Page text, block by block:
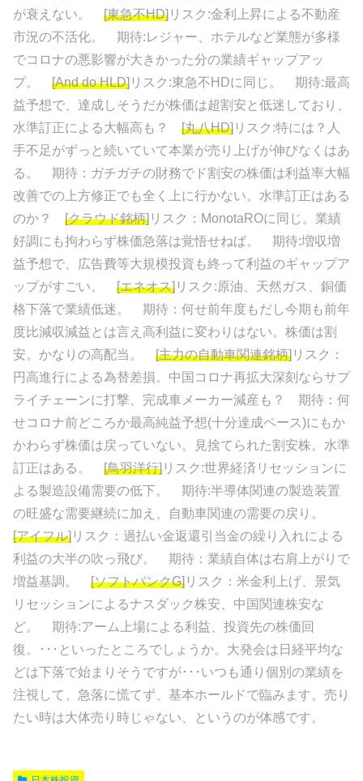
が衰えない。 [東急不HD] リスク:金利上昇による不動産
市況の不活化。 期待:レジャー、ホテルなど業態が多様
でコロナの悪影響が大きかった分の業績ギャップアッ
プ。 [And do HLD] リスク:東急不HDに同じ。 期待:最高
益予想で、達成しそうだが株価は超割安と低迷しており、
水準訂正による大幅高も？ [丸八HD] リスク:特には？人
手不足がずっと続いていて本業が売り上げが伸びなくはあ
る。 期待：ガチガチの財務でド割安の株価は利益率大幅
改善での上方修正でも全く上に行かない。水準訂正はある
のか？ [クラウド銘柄] リスク：MonotaROに同じ。業績
好調にも拘わらず株価急落は覚悟せねば。 期待:増収増
益予想で、広告費等大規模投資も終って利益のギャップア
ップがすごい。 [エネオス] リスク:原油、天然ガス、銅価
格下落で業績低迷。 期待：何せ前年度もだし今期も前年
度比減収減益とは言え高利益に変わりはない。株価は割
安。かなりの高配当。 [主力の自動車関連銘柄] リスク：
円高進行による為替差損。中国コロナ再拡大深刻ならサプ
ライチェーンに打撃、完成車メーカー減産も？ 期待：何
せコロナ前どころか最高純益予想(十分達成ペース)にもか
かわらず株価は戻っていない。見捨てられた割安株。水準
訂正はある。 [鳥羽洋行] リスク:世界経済リセッションに
よる製造設備需要の低下。 期待:半導体関連の製造装置
の旺盛な需要継続に加え、自動車関連の需要の戻り。
[アイフル] リスク：過払い金返還引当金の繰り入れによる
利益の大半の吹っ飛び。 期待：業績自体は右肩上がりで
増益基調。 [ソフトバンクG] リスク：米金利上げ、景気
リセッションによるナスダック株安、中国関連株安な
ど。 期待:アーム上場による利益、投資先の株価回
復。･･･といったところでしょうか。大発会は日経平均な
どは下落で始まりそうですが･･･いつも通り個別の業績を
注視して、急落に慌てず、基本ホールドで臨みます。売り
たい時は大体売り時じゃない、というのが体感です。